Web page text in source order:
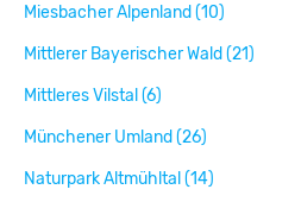
Miesbacher Alpenland (10)
Mittlerer Bayerischer Wald (21)
Mittleres Vilstal (6)
Münchener Umland (26)
Naturpark Altmühltal (14)